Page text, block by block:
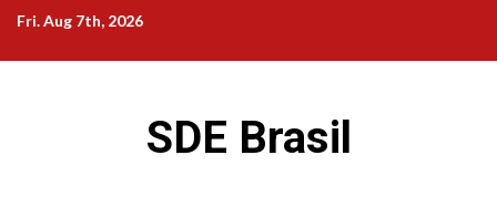
Skip
content
Fri. Aug 7th, 2026
SDE Brasil